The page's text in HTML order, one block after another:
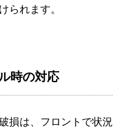
られます。
時の対応
損は、フロントで状況